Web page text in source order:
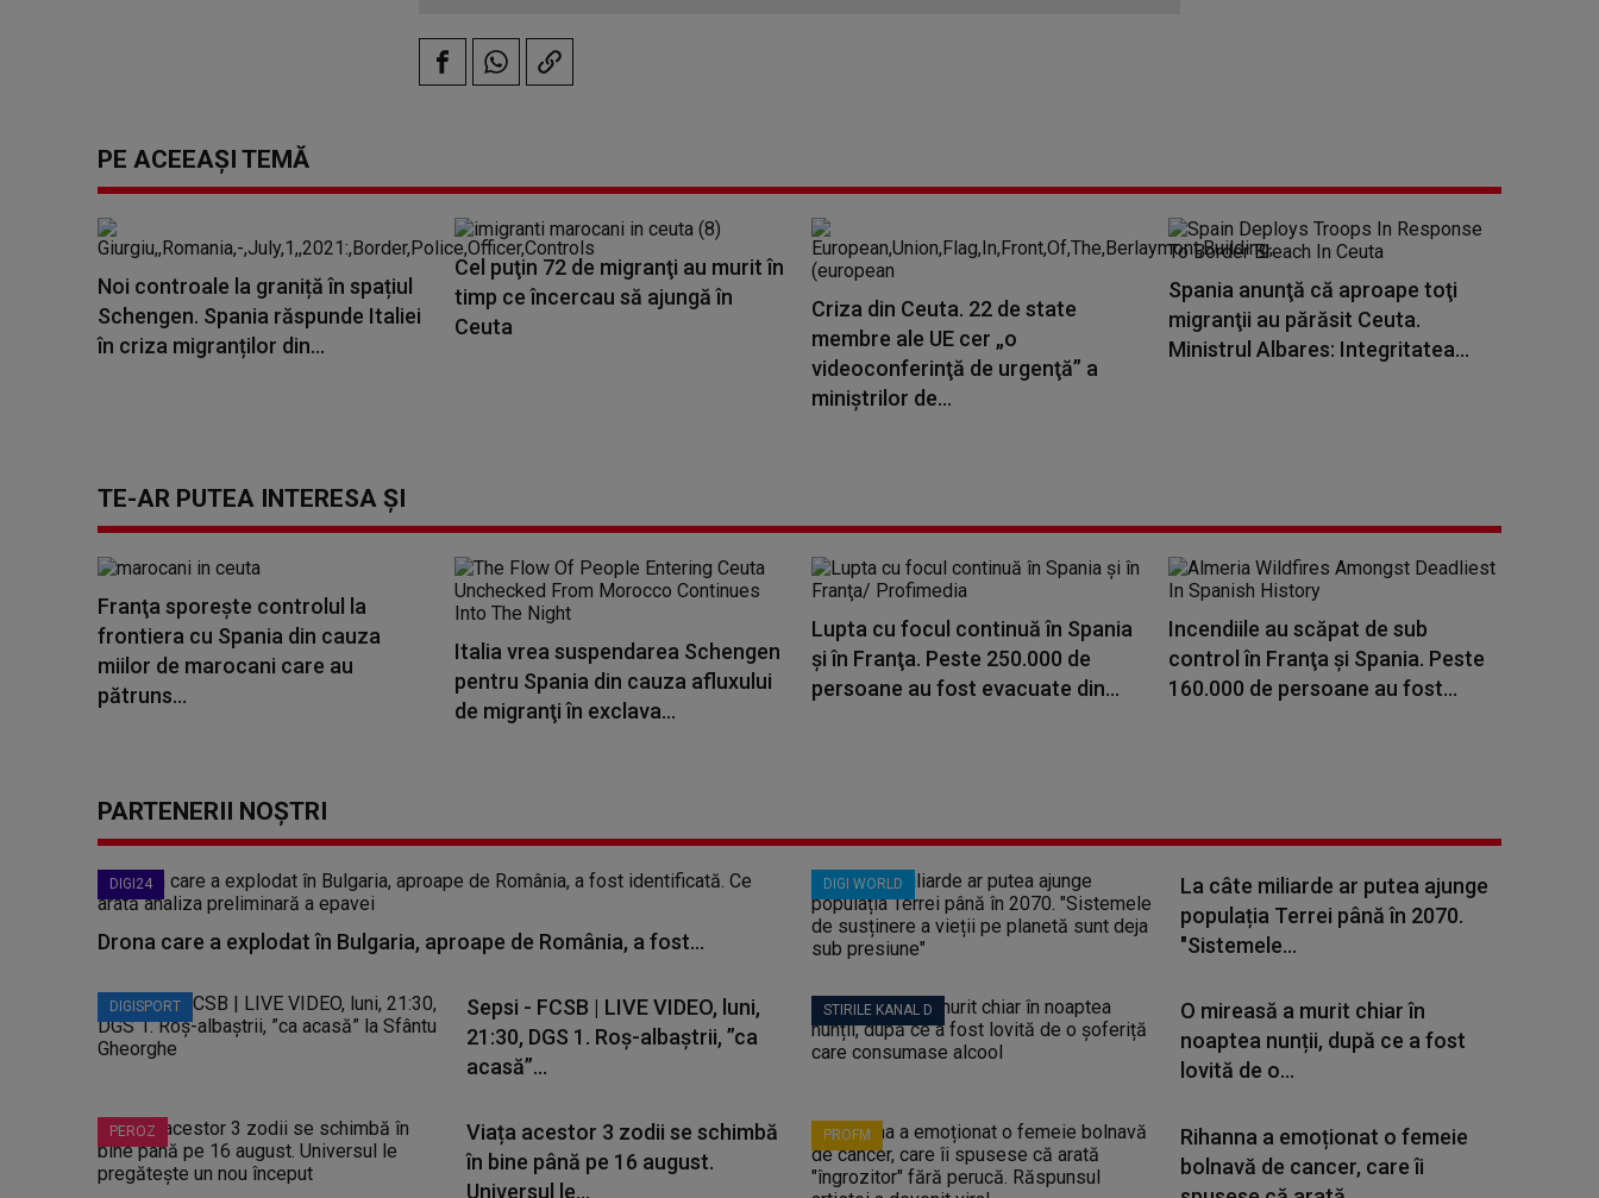
PE ACEEAȘI TEMĂ
Noi controale la graniță în spațiul
Schengen. Spania răspunde Italiei
în criza migranților din...
Cel puţin 72 de migranţi au murit în
timp ce încercau să ajungă în
Ceuta
Criza din Ceuta. 22 de state
membre ale UE cer „o
videoconferinţă de urgenţă” a
miniştrilor de...
Spania anunţă că aproape toţi
migranţii au părăsit Ceuta.
Ministrul Albares: Integritatea...
TE-AR PUTEA INTERESA ȘI
Franţa sporeşte controlul la
frontiera cu Spania din cauza
miilor de marocani care au
pătruns...
Italia vrea suspendarea Schengen
pentru Spania din cauza afluxului
de migranţi în exclava...
Lupta cu focul continuă în Spania
şi în Franţa. Peste 250.000 de
persoane au fost evacuate din...
Incendiile au scăpat de sub
control în Franţa şi Spania. Peste
160.000 de persoane au fost...
PARTENERII NOȘTRI
DIGI24
Drona care a explodat în Bulgaria, aproape de România, a fost...
DIGISPORT
Sepsi - FCSB | LIVE VIDEO, luni,
21:30, DGS 1. Roș-albaștrii, ”ca
acasă”...
PEROZ
Viața acestor 3 zodii se schimbă
în bine până pe 16 august.
Universul le...
DIGI WORLD
La câte miliarde ar putea ajunge
populația Terrei până în 2070.
"Sistemele...
STIRILE KANAL D
O mireasă a murit chiar în
noaptea nunții, după ce a fost
lovită de o...
PROFM
Rihanna a emoționat o femeie
bolnavă de cancer, care îi